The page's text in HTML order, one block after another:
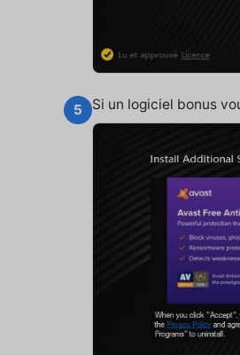
5 Si un logiciel bonus